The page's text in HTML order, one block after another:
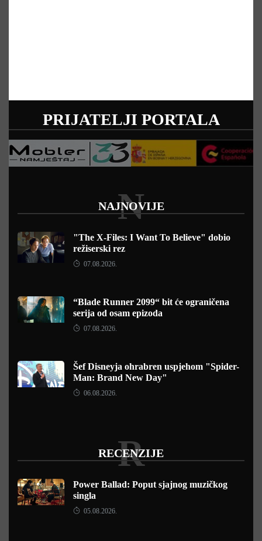
PRIJATELJI PORTALA
NAJNOVIJE
N
"The X-Files: I Want To Believe" dobio
režiserski rez
07.08.2026.
“Blade Runner 2099“ bit će ograničena
serija od osam epizoda
07.08.2026.
Šef Disneyja ohrabren uspjehom "Spider-
Man: Brand New Day"
06.08.2026.
RECENZIJE
R
Power Ballad: Poput sjajnog muzičkog
singla
05.08.2026.